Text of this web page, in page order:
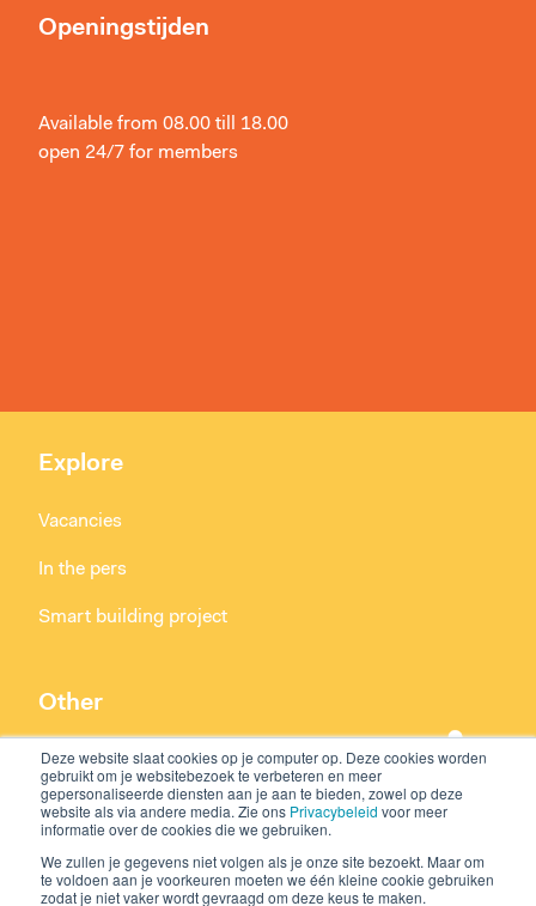
Deze website slaat cookies op je computer op. Deze cookies worden
gebruikt om je websitebezoek te verbeteren en meer
gepersonaliseerde diensten aan je aan te bieden, zowel op deze
website als via andere media. Zie ons Privacybeleid voor meer
informatie over de cookies die we gebruiken.
We zullen je gegevens niet volgen als je onze site bezoekt. Maar om
te voldoen aan je voorkeuren moeten we één kleine cookie gebruiken
zodat je niet vaker wordt gevraagd om deze keus te maken.
Openingstijden
Available from 08.00 till 18.00
open 24/7 for members
Explore
Vacancies
In the pers
Smart building project
Other
Terms and Conditions
Privacy statement